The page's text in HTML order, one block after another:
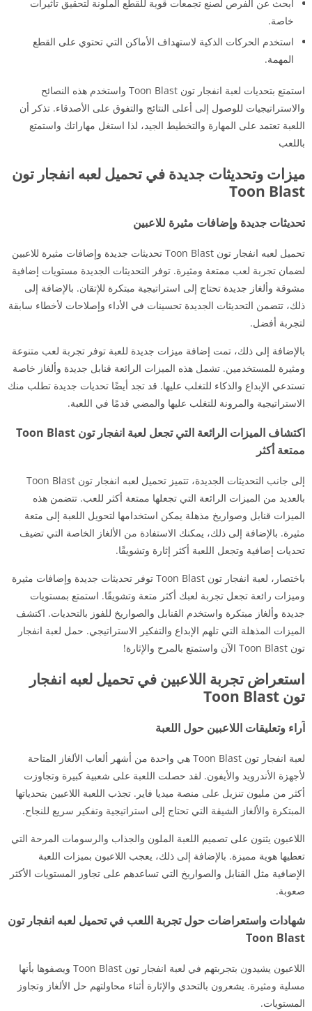
ابحث عن الفرص لصنع تجمعات قوية للقطع الملونة لتحقيق تأثيرات
خاصة.
استخدم الحركات الذكية لاستهداف الأماكن التي تحتوي على القطع
المهمة.
استمتع بتحديات لعبة انفجار تون Toon Blast واستخدم هذه النصائح
والاستراتيجيات للوصول إلى أعلى النتائج والتفوق على الأصدقاء. تذكر أن
اللعبة تعتمد على المهارة والتخطيط الجيد، لذا استغل مهاراتك واستمتع
باللعب
ميزات وتحديثات جديدة في تحميل لعبه انفجار تون
Toon Blast
تحديثات جديدة وإضافات مثيرة للاعبين
تحميل لعبه انفجار تون Toon Blast تحديثات جديدة وإضافات مثيرة للاعبين
لضمان تجربة لعب ممتعة ومثيرة. توفر التحديثات الجديدة مستويات إضافية
مشوقة وألغاز جديدة تحتاج إلى استراتيجية مبتكرة للإتقان. بالإضافة إلى
ذلك، تتضمن التحديثات الجديدة تحسينات في الأداء وإصلاحات لأخطاء سابقة
لتجربة أفضل.
بالإضافة إلى ذلك، تمت إضافة ميزات جديدة للعبة توفر تجربة لعب متنوعة
ومثيرة للمستخدمين. تشمل هذه الميزات الرائعة قنابل جديدة وألغاز خاصة
تستدعي الإبداع والذكاء للتغلب عليها. قد تجد أيضًا تحديات جديدة تطلب منك
الاستراتيجية والمرونة للتغلب عليها والمضي قدمًا في اللعبة.
اكتشاف الميزات الرائعة التي تجعل لعبة انفجار تون Toon Blast
ممتعة أكثر
إلى جانب التحديثات الجديدة، تتميز تحميل لعبه انفجار تون Toon Blast
بالعديد من الميزات الرائعة التي تجعلها ممتعة أكثر للعب. تتضمن هذه
الميزات قنابل وصواريخ مذهلة يمكن استخدامها لتحويل اللعبة إلى متعة
مثيرة. بالإضافة إلى ذلك، يمكنك الاستفادة من الألغاز الخاصة التي تضيف
تحديات إضافية وتجعل اللعبة أكثر إثارة وتشويقًا.
باختصار، لعبة انفجار تون Toon Blast توفر تحديثات جديدة وإضافات مثيرة
وميزات رائعة تجعل تجربة لعبك أكثر متعة وتشويقًا. استمتع بمستويات
جديدة وألغاز مبتكرة واستخدم القنابل والصواريخ للفوز بالتحديات. اكتشف
الميزات المذهلة التي تلهم الإبداع والتفكير الاستراتيجي. حمل لعبة انفجار
تون Toon Blast الآن واستمتع بالمرح والإثارة!
استعراض تجربة اللاعبين في تحميل لعبه انفجار
تون Toon Blast
آراء وتعليقات اللاعبين حول اللعبة
لعبة انفجار تون Toon Blast هي واحدة من أشهر ألعاب الألغاز المتاحة
لأجهزة الأندرويد والأيفون. لقد حصلت اللعبة على شعبية كبيرة وتجاوزت
أكثر من مليون تنزيل على منصة ميديا فاير. تجذب اللعبة اللاعبين بتحدياتها
المبتكرة والألغاز الشيقة التي تحتاج إلى استراتيجية وتفكير سريع للنجاح.
اللاعبون يثنون على تصميم اللعبة الملون والجذاب والرسومات المرحة التي
تعطيها هوية مميزة. بالإضافة إلى ذلك، يعجب اللاعبون بميزات اللعبة
الإضافية مثل القنابل والصواريخ التي تساعدهم على تجاوز المستويات الأكثر
صعوبة.
شهادات واستعراضات حول تجربة اللعب في تحميل لعبه انفجار تون
Toon Blast
اللاعبون يشيدون بتجربتهم في لعبة انفجار تون Toon Blast ويصفوها بأنها
مسلية ومثيرة. يشعرون بالتحدي والإثارة أثناء محاولتهم حل الألغاز وتجاوز
المستويات.